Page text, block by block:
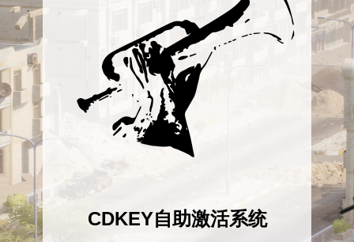
CDKEY自助激活系统